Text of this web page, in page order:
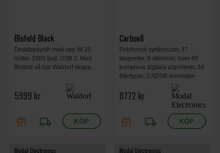
Blofeld Black
Desktopsynth med upp till 25
röster, 1000 ljud, USB 2. Med
Blofeld så har Waldorf skapa...
5999 kr
store local_shipping
Carbon8
Polyfonisk synthesizer, 37
tangenter, 8 stämmor, över 40
komplexa digitala algoritmer, 34
filtertyper, 3 ADSR-envelope-
generatorer, fasdistorsion,
vågveckning, vågformning, 555
x 300 x 100 mm, 5,60 kg.
8772 kr
store local_shipping
Modal Electronics Modal Electronics